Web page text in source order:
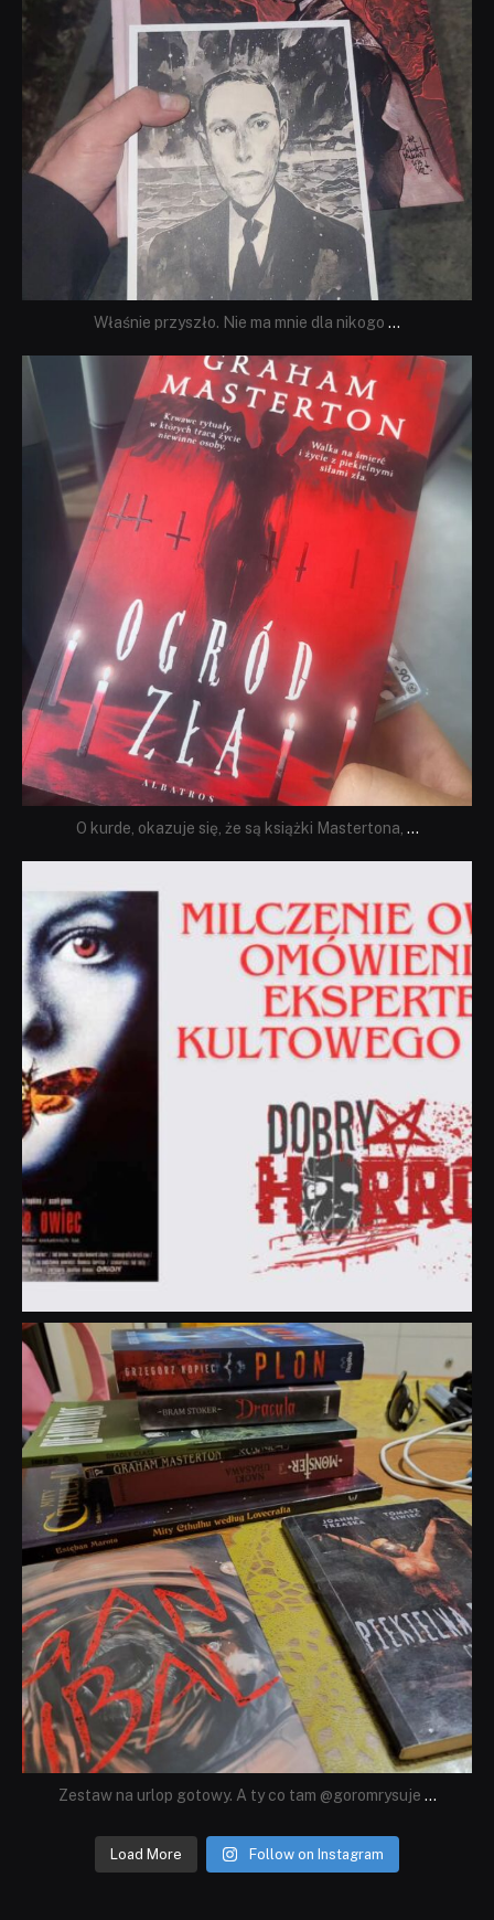
Właśnie przyszło. Nie ma mnie dla nikogo ...
dobryhorror
Sie 23
O kurde, okazuje się, że są książki Mastertona, ...
dobryhorror
Lip 31
Zestaw na urlop gotowy. A ty co tam @goromrysuje ...
Load More Follow on Instagram